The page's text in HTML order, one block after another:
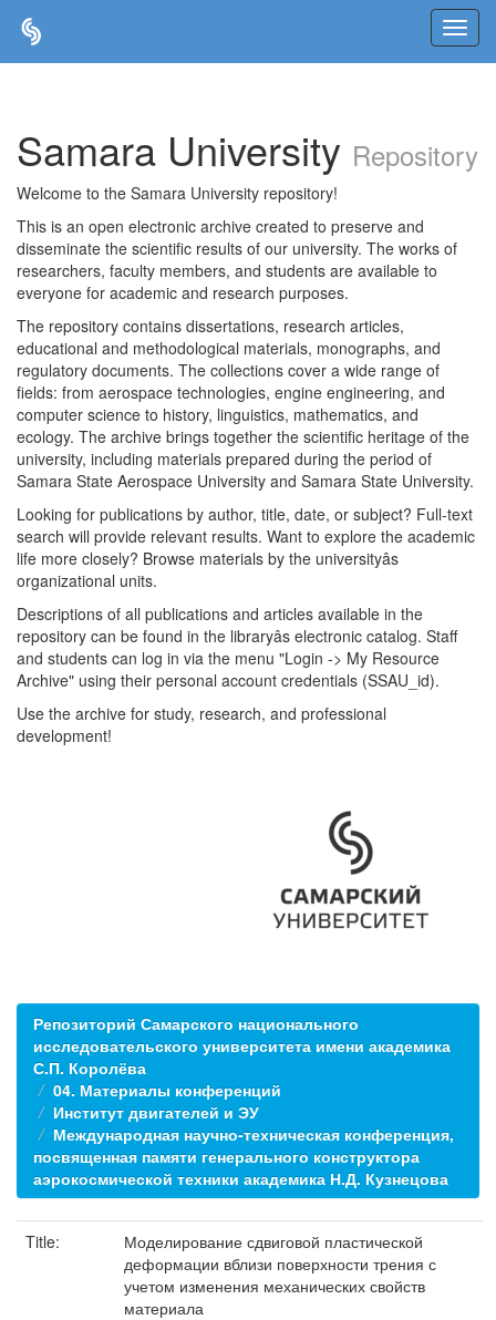
Samara University Repository
Welcome to the Samara University repository!
This is an open electronic archive created to preserve and
disseminate the scientific results of our university. The works of
researchers, faculty members, and students are available to
everyone for academic and research purposes.
The repository contains dissertations, research articles,
educational and methodological materials, monographs, and
regulatory documents. The collections cover a wide range of
fields: from aerospace technologies, engine engineering, and
computer science to history, linguistics, mathematics, and
ecology. The archive brings together the scientific heritage of the
university, including materials prepared during the period of
Samara State Aerospace University and Samara State University.
Looking for publications by author, title, date, or subject? Full-text
search will provide relevant results. Want to explore the academic
life more closely? Browse materials by the universityâs
organizational units.
Descriptions of all publications and articles available in the
repository can be found in the libraryâs electronic catalog. Staff
and students can log in via the menu "Login -> My Resource
Archive" using their personal account credentials (SSAU_id).
Use the archive for study, research, and professional
development!
Репозиторий Самарского национального
исследовательского университета имени академика
С.П. Королёва
04. Материалы конференций
Институт двигателей и ЭУ
Международная научно-техническая конференция,
посвященная памяти генерального конструктора
аэрокосмической техники академика Н.Д. Кузнецова
Title:
Моделирование сдвиговой пластической
деформации вблизи поверхности трения с
учетом изменения механических свойств
материала